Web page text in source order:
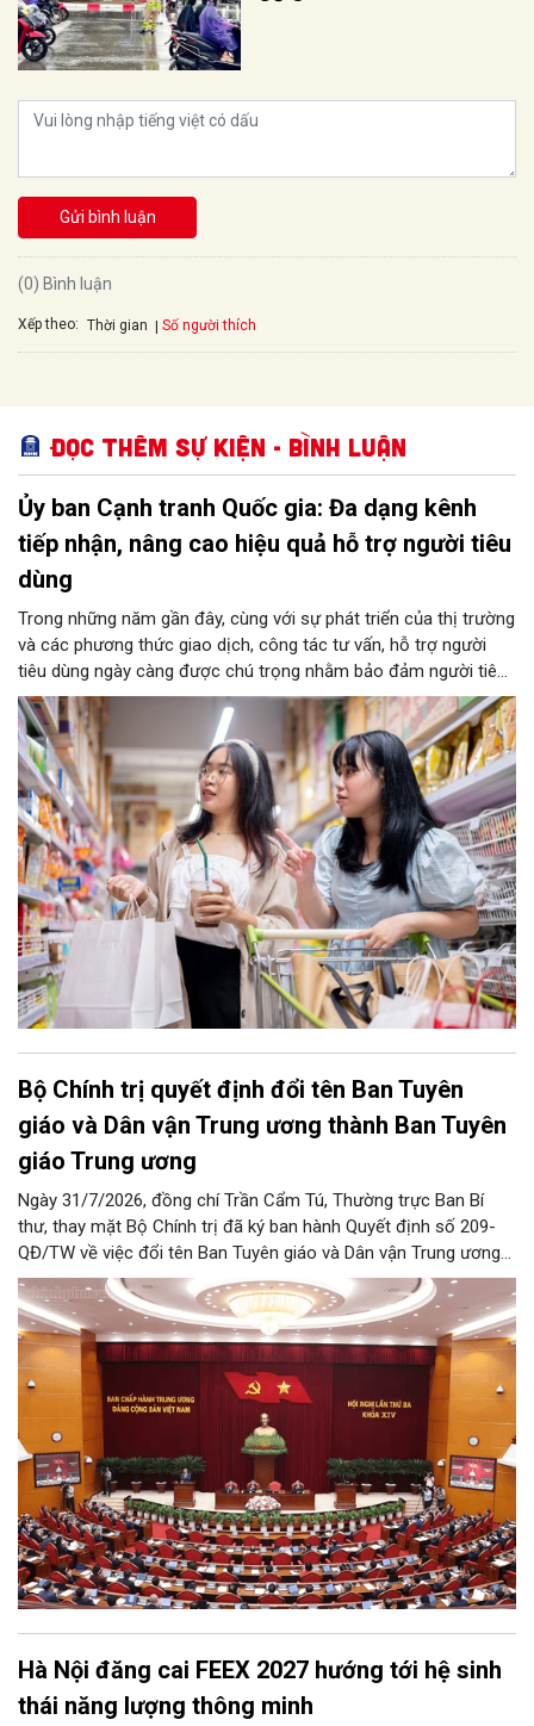
Gửi bình luận
(0) Bình luận
Xếp theo: Thời gian Số người thích
Đọc thêm Sự kiện - Bình luận
Ủy ban Cạnh tranh Quốc gia: Đa dạng kênh
tiếp nhận, nâng cao hiệu quả hỗ trợ người tiêu
dùng
Trong những năm gần đây, cùng với sự phát triển của thị trường
và các phương thức giao dịch, công tác tư vấn, hỗ trợ người
tiêu dùng ngày càng được chú trọng nhằm bảo đảm người tiêu
dùng được tiếp cận thông tin, được hướng dẫn thực hiện quyền
và được hỗ trợ kịp thời khi phát sinh vướng mắc trong quá trình
tiêu dùng hàng hóa, dịch vụ.
Bộ Chính trị quyết định đổi tên Ban Tuyên
giáo và Dân vận Trung ương thành Ban Tuyên
giáo Trung ương
Ngày 31/7/2026, đồng chí Trần Cẩm Tú, Thường trực Ban Bí
thư, thay mặt Bộ Chính trị đã ký ban hành Quyết định số 209-
QĐ/TW về việc đổi tên Ban Tuyên giáo và Dân vận Trung ương
thành Ban Tuyên giáo Trung ương.
Hà Nội đăng cai FEEX 2027 hướng tới hệ sinh
thái năng lượng thông minh